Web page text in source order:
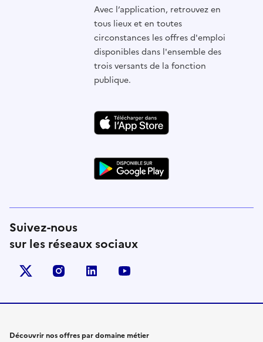
Avec l’application, retrouvez en
tous lieux et en toutes
circonstances les offres d'emploi
disponibles dans l'ensemble des
trois versants de la fonction
publique.
Suivez-nous
sur les réseaux sociaux
X (anciennement Twitter)
instagramlinkedin
Découvrir nos offres par domaine métier